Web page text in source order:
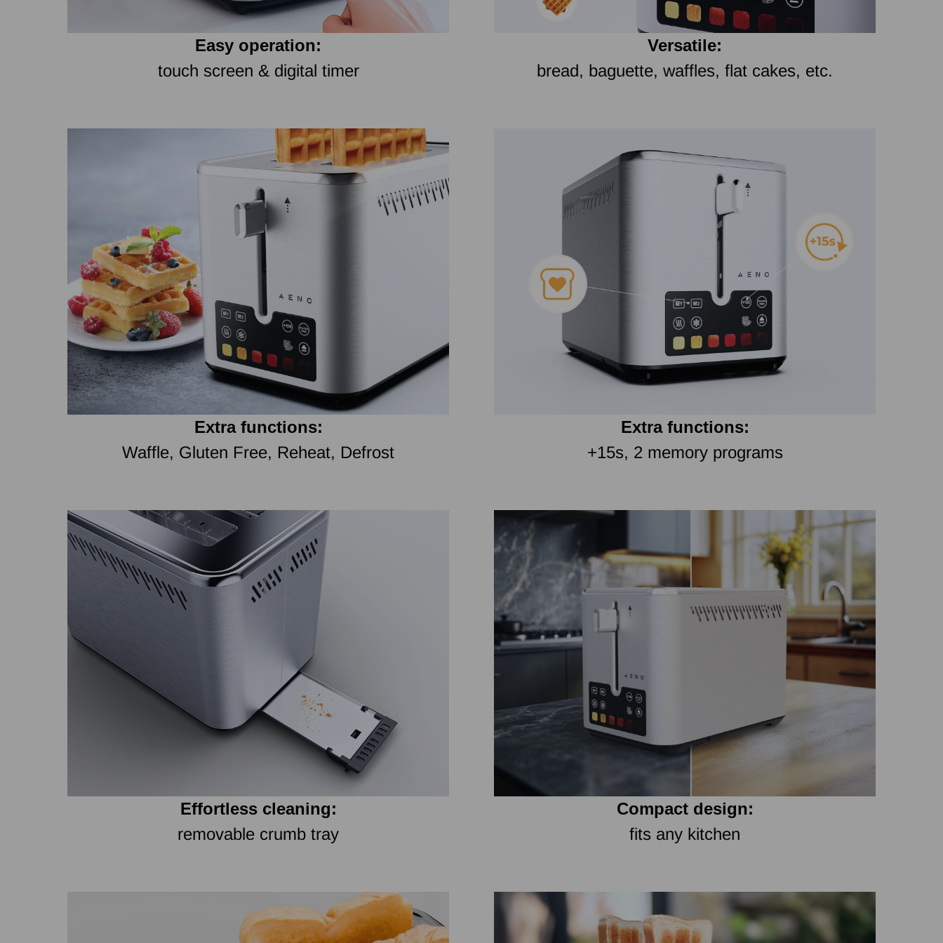
Easy operation:
touch screen & digital timer
Versatile:
bread, baguette, waffles, flat cakes, etc.
Extra functions:
Waffle, Gluten Free, Reheat, Defrost
Extra functions:
+15s, 2 memory programs
Effortless cleaning:
removable crumb tray
Compact design:
fits any kitchen